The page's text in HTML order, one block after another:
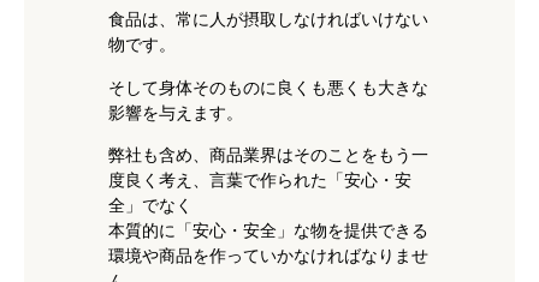
食品は、常に人が摂取しなければいけない
物です。
そして身体そのものに良くも悪くも大きな
影響を与えます。
弊社も含め、商品業界はそのことをもう一
度良く考え、言葉で作られた「安心・安
全」でなく
本質的に「安心・安全」な物を提供できる
環境や商品を作っていかなければなりませ